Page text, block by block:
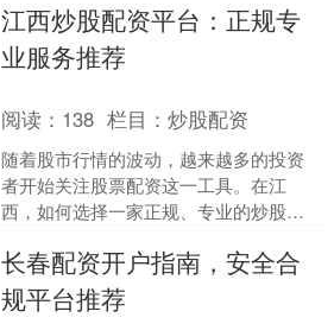
江西炒股配资平台：正规专
业服务推荐
阅读： 138 栏目：炒股配资
随着股市行情的波动，越来越多的投资
者开始关注股票配资这一工具。在江
西，如何选择一家正规、专业的炒股配
话题。本文将为您梳理江西炒....
长春配资开户指南，安全合
规平台推荐